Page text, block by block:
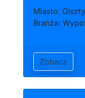
Miasto:
Branża:
Zobacz